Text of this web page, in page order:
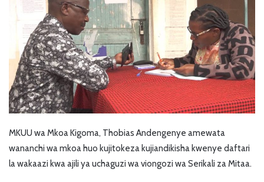
MKUU wa Mkoa Kigoma, Thobias Andengenye amewata
wananchi wa mkoa huo kujitokeza kujiandikisha kwenye daftari
la wakaazi kwa ajili ya uchaguzi wa viongozi wa Serikali za Mitaa.